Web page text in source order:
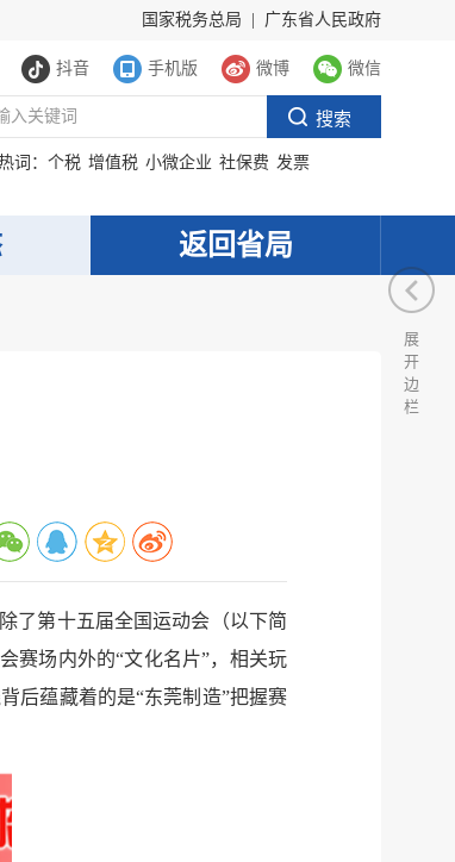
国家税务总局 广东省人民政府
抖音 手机版 微博 微信
词： 个税 增值税 小微企业 社保费 发票
返回省局
了第十五届全国运动会（以下简
赛场内外的“文化名片”，相关玩
后蕴藏着的是“东莞制造”把握赛
展
开
边
栏